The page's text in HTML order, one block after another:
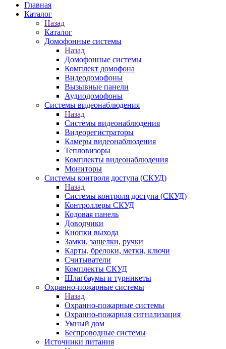
Главная
Каталог
Назад
Каталог
Домофонные системы
Назад
Домофонные системы
Комплект домофона
Видеодомофоны
Вызывные панели
Аудиодомофоны
Системы видеонаблюдения
Назад
Системы видеонаблюдения
Видеорегистраторы
Камеры видеонаблюдения
Тепловизоры
Комплекты видеонаблюдения
Мониторы
Системы контроля доступа (СКУД)
Назад
Системы контроля доступа (СКУД)
Контроллеры СКУД
Кодовая панель
Доводчики
Кнопки выхода
Замки, защелки, ручки
Карты, брелоки, метки, ключи
Считыватели
Комплекты СКУД
Шлагбаумы и турникеты
Охранно-пожарные системы
Назад
Охранно-пожарные системы
Охранно-пожарная сигнализация
Умный дом
Беспроводные системы
Источники питания